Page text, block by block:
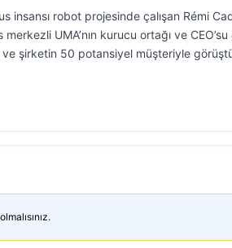
insansı robot projesinde çalışan Rémi
UMA’nın kurucu ortağı ve
ve şirketin 50 potansiyel müşteriyle